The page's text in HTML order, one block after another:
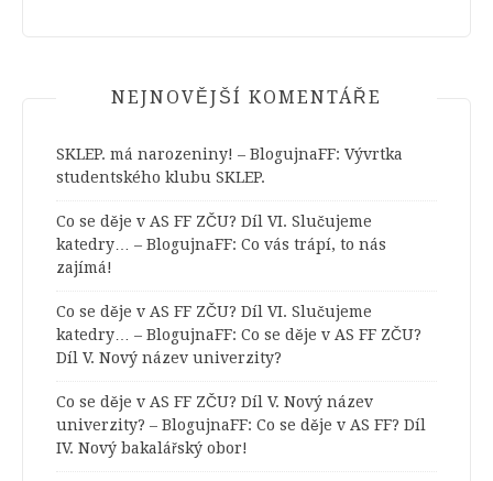
NEJNOVĚJŠÍ KOMENTÁŘE
SKLEP. má narozeniny! – BlogujnaFF: Vývrtka
studentského klubu SKLEP.
Co se děje v AS FF ZČU? Díl VI. Slučujeme
katedry… – BlogujnaFF: Co vás trápí, to nás
zajímá!
Co se děje v AS FF ZČU? Díl VI. Slučujeme
katedry… – BlogujnaFF: Co se děje v AS FF ZČU?
Díl V. Nový název univerzity?
Co se děje v AS FF ZČU? Díl V. Nový název
univerzity? – BlogujnaFF: Co se děje v AS FF? Díl
IV. Nový bakalářský obor!